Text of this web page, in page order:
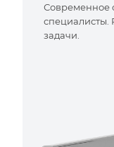
Современное
специалисты.
задачи.